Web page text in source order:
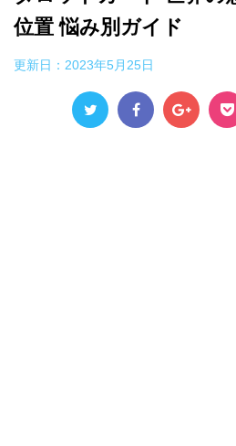
位置 悩み別ガイド
更新日： 2023年5月25日